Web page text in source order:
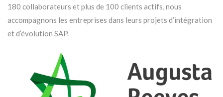
180 collaborateurs et plus de 100 clients actifs, nous
accompagnons les entreprises dans leurs projets d’intégration
et d’évolution SAP.